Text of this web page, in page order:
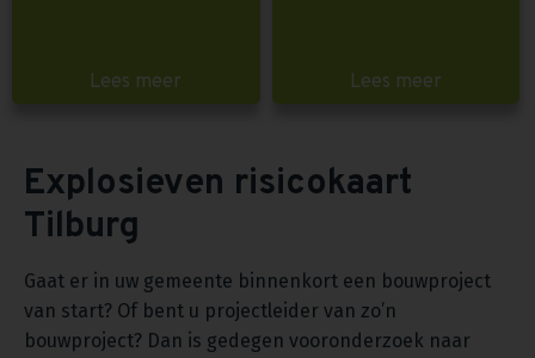
Lees meer Lees meer
Explosieven risicokaart
Tilburg
Gaat er in uw gemeente binnenkort een bouwproject
van start? Of bent u projectleider van zo’n
bouwproject? Dan is gedegen vooronderzoek naar